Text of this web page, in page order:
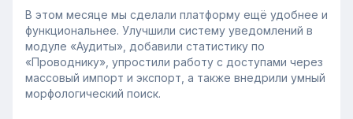
В этом месяце мы сделали платформу ещё удобнее и
функциональнее. Улучшили систему уведомлений в
модуле «Аудиты», добавили статистику по
«Проводнику», упростили работу с доступами через
массовый импорт и экспорт, а также внедрили умный
морфологический поиск.